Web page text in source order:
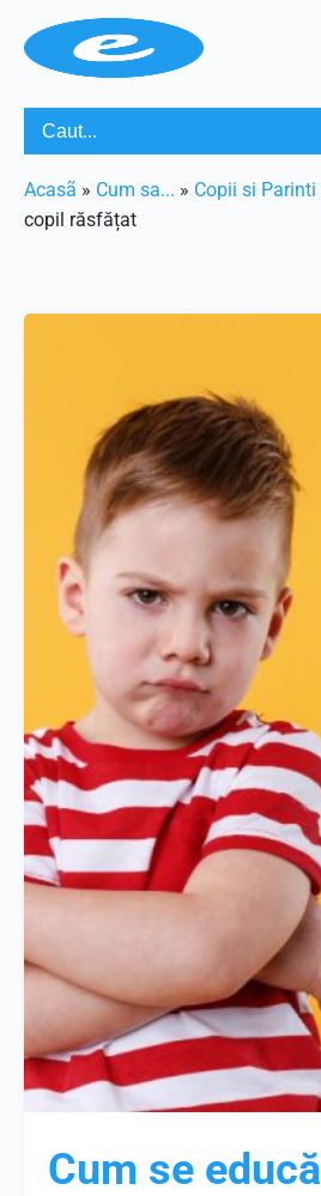
Acasã » Cum sa... » Copii si Parinti
copil răsfățat
Cum se educă